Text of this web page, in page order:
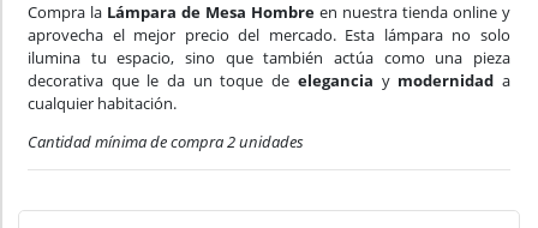
Compra la Lámpara de Mesa Hombre en nuestra tienda online y
aprovecha el mejor precio del mercado. Esta lámpara no solo
ilumina tu espacio, sino que también actúa como una pieza
decorativa que le da un toque de elegancia y modernidad a
cualquier habitación.
Cantidad mínima de compra 2 unidades